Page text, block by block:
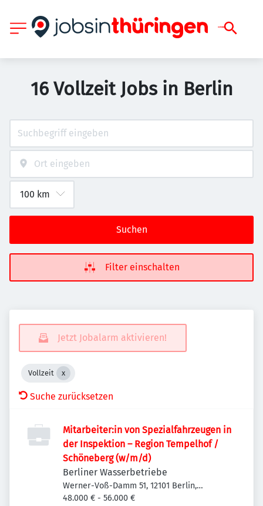
16 Vollzeit Jobs in Berlin
Suchen
Filter einschalten
Jetzt Jobalarm aktivieren!
Vollzeit
Suche zurücksetzen
Mitarbeiter:in von Spezialfahrzeugen in
der Inspektion – Region Tempelhof /
Schöneberg (w/m/d)
Berliner Wasserbetriebe
Werner-Voß-Damm 51, 12101 Berlin,
Deutschland
48.000 € - 56.000 €